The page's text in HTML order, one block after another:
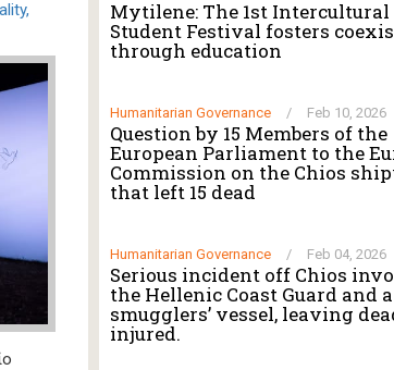
Mytilene: The 1st Intercultural
Student Festival fosters
through education
Humanitarian Governance / Feb 10, 2026
Question by 15 Members of the
European Parliament to the
Commission on the Chios
that left 15 dead
Humanitarian Governance / Feb 04, 2026
Serious incident off Chios
the Hellenic Coast Guard and a
smugglers’ vessel, leaving
injured.